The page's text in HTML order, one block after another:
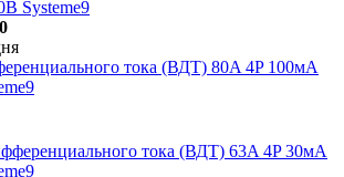
тока (ВДТ) 80A 4P 100мА